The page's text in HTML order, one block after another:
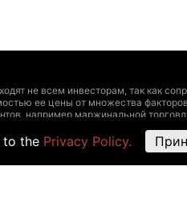
не всем инвесторам, так как
ее цены от множества
например маржинальной
личный опыт,
проконсультироваться у
и другие данные — быть
to the Privacy Policy.